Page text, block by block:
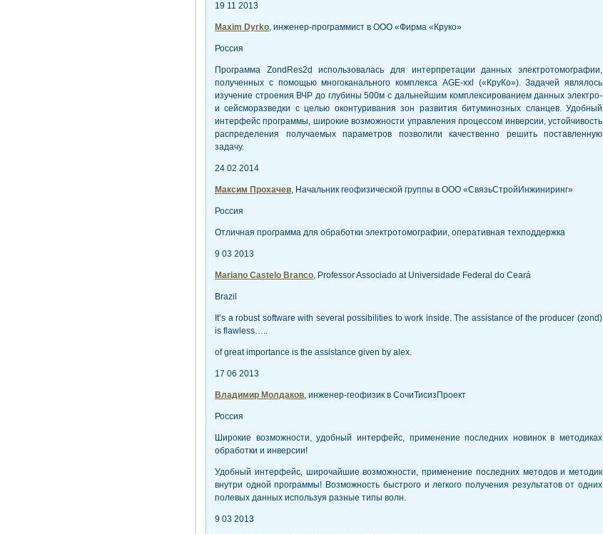
19 11 2013
Maxim Dyrko, инженер-программист в ООО «Фирма «Круко»
Россия
Программа ZondRes2d использовалась для интерпретации данных электротомографии,
полученных с помощью многоканального комплекса AGE-xxl («КруКо»). Задачей являлось
изучение строения ВЧР до глубины 500м с дальнейшим комплексированием данных электро-
и сейсморазведки с целью оконтуривания зон развития битуминозных сланцев. Удобный
интерфейс программы, широкие возможности управления процессом инверсии, устойчивость
распределения получаемых параметров позволили качественно решить поставленную
задачу.
24 02 2014
Максим Прохачев, Начальник геофизической группы в ООО «СвязьСтройИнжиниринг»
Россия
Отличная программа для обработки электротомографии, оперативная техподдержка
9 03 2013
Mariano Castelo Branco, Professor Associado at Universidade Federal do Ceará
Brazil
It’s a robust software with several possibilities to work inside. The assistance of the producer (zond)
is flawless…..
of great importance is the assistance given by alex.
17 06 2013
Владимир Молдаков, инженер-геофизик в СочиТисизПроект
Россия
Широкие возможности, удобный интерфейс, применение последних новинок в методиках
обработки и инверсии!
Удобный интерфейс, широчайшие возможности, применение последних методов и методик
внутри одной программы! Возможность быстрого и легкого получения результатов от одних
полевых данных используя разные типы волн.
9 03 2013